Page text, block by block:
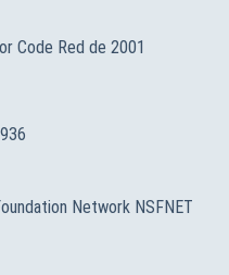
Code Red de 2001
Network NSFNET